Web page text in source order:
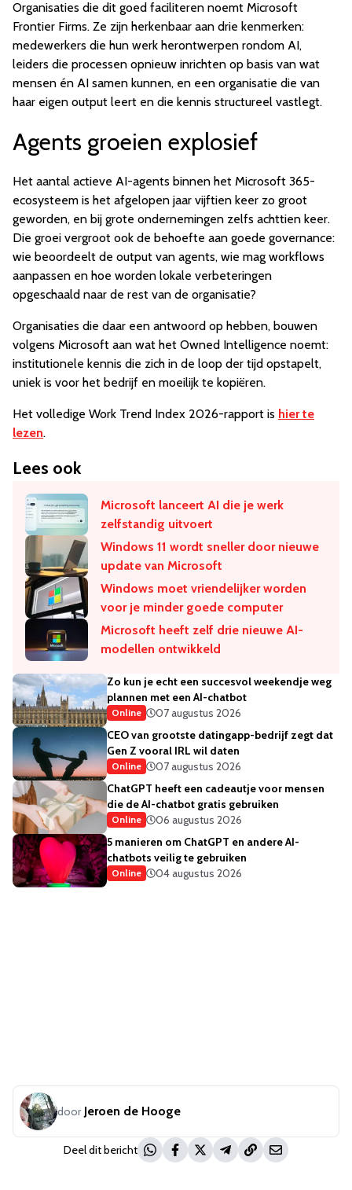
Organisaties die dit goed faciliteren noemt Microsoft
Frontier Firms. Ze zijn herkenbaar aan drie kenmerken:
medewerkers die hun werk herontwerpen rondom AI,
leiders die processen opnieuw inrichten op basis van wat
mensen én AI samen kunnen, en een organisatie die van
haar eigen output leert en die kennis structureel vastlegt.
Agents groeien explosief
Het aantal actieve AI-agents binnen het Microsoft 365-
ecosysteem is het afgelopen jaar vijftien keer zo groot
geworden, en bij grote ondernemingen zelfs achttien keer.
Die groei vergroot ook de behoefte aan goede governance:
wie beoordeelt de output van agents, wie mag workflows
aanpassen en hoe worden lokale verbeteringen
opgeschaald naar de rest van de organisatie?
Organisaties die daar een antwoord op hebben, bouwen
volgens Microsoft aan wat het Owned Intelligence noemt:
institutionele kennis die zich in de loop der tijd opstapelt,
uniek is voor het bedrijf en moeilijk te kopiëren.
Het volledige Work Trend Index 2026-rapport is hier te
lezen.
Lees ook
Microsoft lanceert AI die je werk
zelfstandig uitvoert
Windows 11 wordt sneller door nieuwe
update van Microsoft
Windows moet vriendelijker worden
voor je minder goede computer
Microsoft heeft zelf drie nieuwe AI-
modellen ontwikkeld
Zo kun je echt een succesvol weekendje weg
plannen met een AI-chatbot
Online
07 augustus 2026
CEO van grootste datingapp-bedrijf zegt dat
Gen Z vooral IRL wil daten
Online
07 augustus 2026
ChatGPT heeft een cadeautje voor mensen
die de AI-chatbot gratis gebruiken
Online
06 augustus 2026
5 manieren om ChatGPT en andere AI-
chatbots veilig te gebruiken
Online 04 augustus 2026
door Jeroen de Hooge
Deel dit bericht